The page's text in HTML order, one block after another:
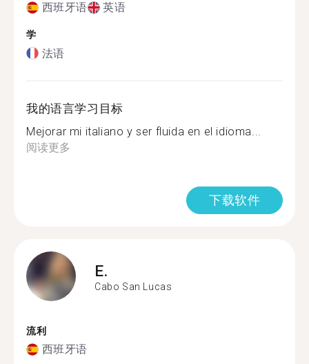
西班牙语 英语
学
法语
我的语言学习目标
Mejorar mi italiano y ser fluida en el idioma...
阅读更多
下载软件
E.
Cabo San Lucas
流利
西班牙语